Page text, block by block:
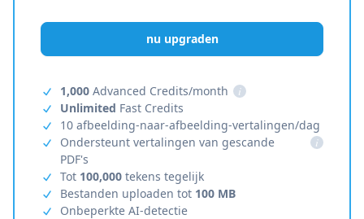
nu upgraden
1,000 Advanced Credits/month
i
Unlimited Fast Credits
10 afbeelding-naar-afbeelding-vertalingen/dag
Ondersteunt vertalingen van gescande
PDF's
i
Tot 100,000 tekens tegelijk
Bestanden uploaden tot 100 MB
Onbeperkte AI-detectie